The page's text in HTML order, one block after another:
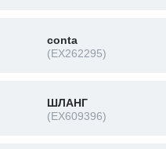
conta
(EX262295)
ШЛАНГ
(EX609396)